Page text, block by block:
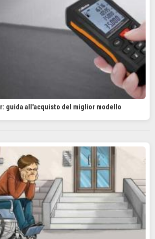
guida all'acquisto del miglior modello